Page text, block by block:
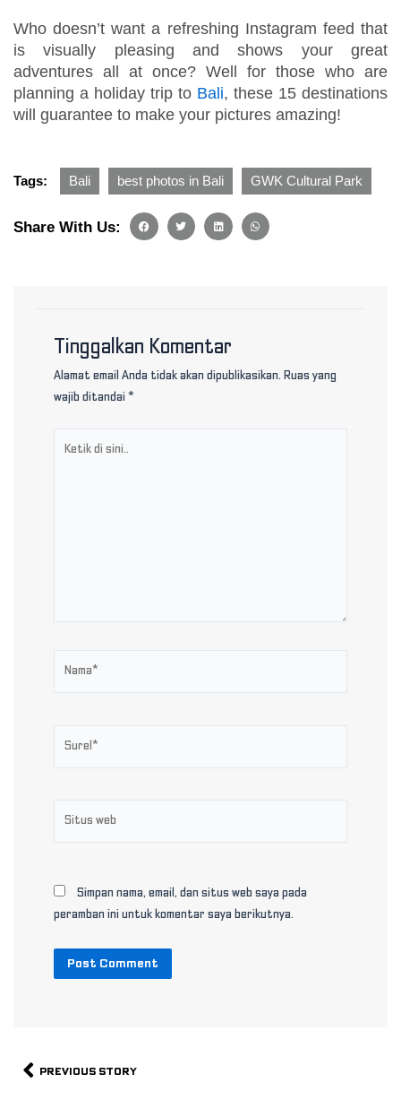
Who doesn’t want a refreshing Instagram feed that
is visually pleasing and shows your great
adventures all at once? Well for those who are
planning a holiday trip to Bali, these 15 destinations
will guarantee to make your pictures amazing!
Tags: Bali best photos in Bali GWK Cultural Park
Share With Us:
Tinggalkan Komentar
Alamat email Anda tidak akan dipublikasikan. Ruas yang
wajib ditandai *
Simpan nama, email, dan situs web saya pada
peramban ini untuk komentar saya berikutnya.
Prev
PREVIOUS STORY